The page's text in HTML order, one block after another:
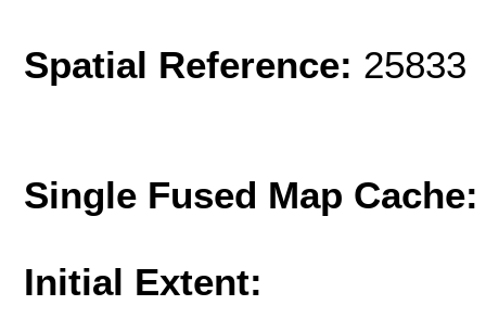
Spatial Reference: 25833
Single Fused Map
Initial Extent: